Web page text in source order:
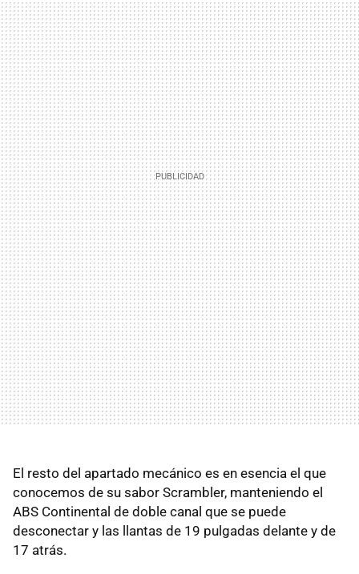
El resto del apartado mecánico es en esencia el que
conocemos de su sabor Scrambler, manteniendo el
ABS Continental de doble canal que se puede
desconectar y las llantas de 19 pulgadas delante y de
17 atrás.